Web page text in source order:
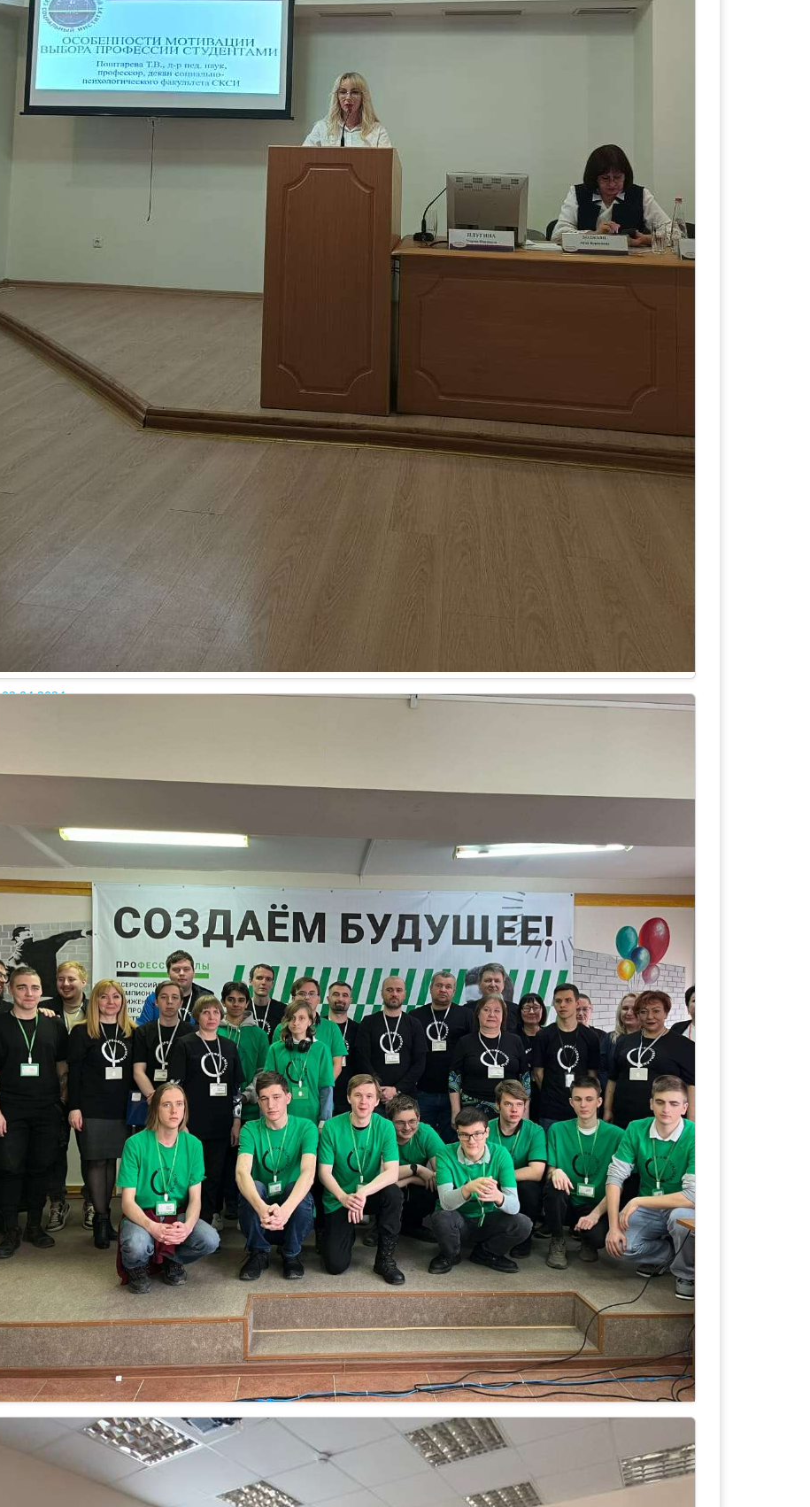
02.04.2024
состоялась работа межвузовской научно-практической конференции «Актуальные вопросы социально-
гуманитарного знания в условиях модернизации современного образования».
Читать далее →
Участие в региональном этапе Всероссийского чемпионата «Профессионалы»
С 25 по 29 марта 2024 года в Ставропольском крае проходил региональный этап Всероссийского